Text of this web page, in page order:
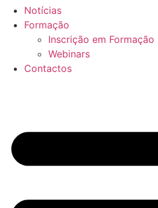
Notícias
Formação
Inscrição em Formação
Webinars
Contactos